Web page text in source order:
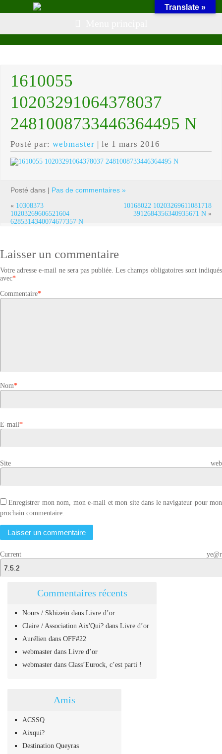
1610055
10203291064378037
2481008733446364495 N
Posté par: webmaster | le 1 mars 2016
Posté dans | Pas de commentaires »
« 10308373
10203269606521604
6285314340074677357 N
10168022 10203269611081718
3912684356340935671 N »
Laisser un commentaire
Votre adresse e-mail ne sera pas publiée. Les champs obligatoires sont indiqués
avec*
Commentaire*
Nom*
E-mail*
Site web
Enregistrer mon nom, mon e-mail et mon site dans le navigateur pour mon
prochain commentaire.
Current ye@r
Commentaires récents
Nours / Skhizein dans Livre d’or
Claire / Association Aix'Qui? dans Livre d’or
Aurélien dans OFF#22
webmaster dans Livre d’or
webmaster dans Class’Eurock, c’est parti !
Amis
ACSSQ
Aixqui?
Destination Queyras
Translate »